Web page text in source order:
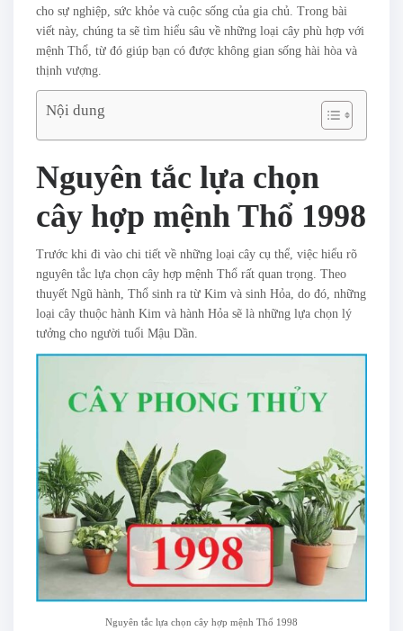
cho sự nghiệp, sức khỏe và cuộc sống của gia chủ. Trong bài
viết này, chúng ta sẽ tìm hiểu sâu về những loại cây phù hợp với
mệnh Thổ, từ đó giúp bạn có được không gian sống hài hòa và
thịnh vượng.
Nội dung
Nguyên tắc lựa chọn
cây hợp mệnh Thổ 1998
Trước khi đi vào chi tiết về những loại cây cụ thể, việc hiểu rõ
nguyên tắc lựa chọn cây hợp mệnh Thổ rất quan trọng. Theo
thuyết Ngũ hành, Thổ sinh ra từ Kim và sinh Hỏa, do đó, những
loại cây thuộc hành Kim và hành Hỏa sẽ là những lựa chọn lý
tưởng cho người tuổi Mậu Dần.
Nguyên tắc lựa chọn cây hợp mệnh Thổ 1998